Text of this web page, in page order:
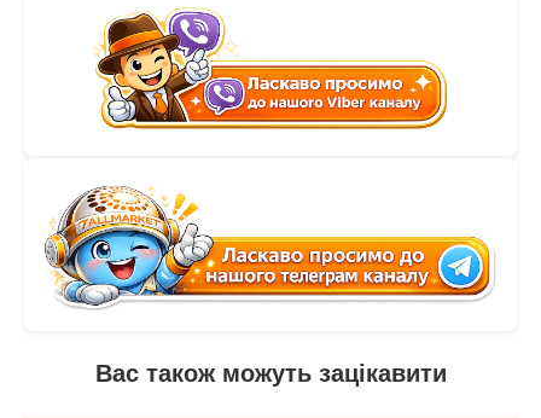
Вас також можуть зацікавити